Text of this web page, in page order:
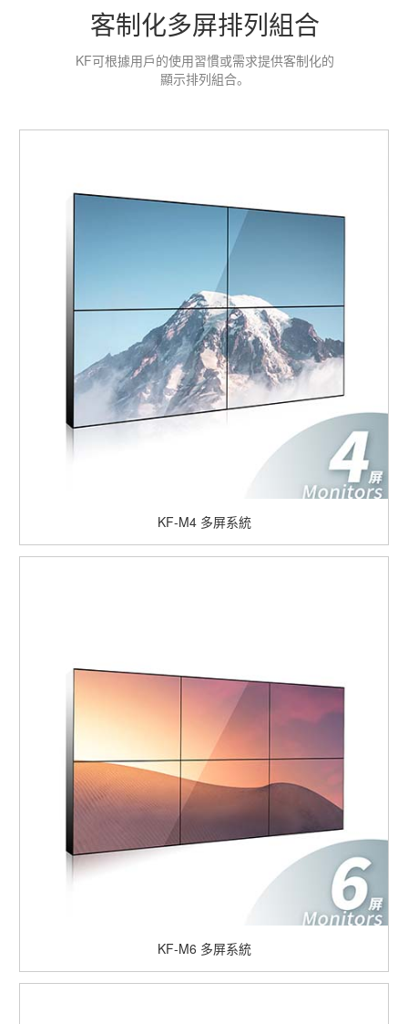
客制化多屏排列組合
KF可根據用戶的使用習慣或需求提供客制化的
顯示排列組合。
KF-M4 多屏系統
KF-M6 多屏系統